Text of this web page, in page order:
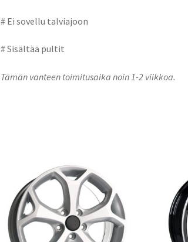
# Ei sovellu talviajoon
# Sisältää pultit
Tämän vanteen toimitusaika noin 1-2 viikkoa.